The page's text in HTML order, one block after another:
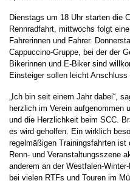
Dienstags um 18 Uhr starten die
Rennradfahrt, mittwochs folgt
Fahrerinnen und Fahrer.
Cappuccino-Gruppe, bei der der
Bikerinnen und E-Biker sind
Einsteiger sollen leicht Anschluss
„Ich bin seit einem Jahr dabei“,
herzlich im Verein aufgenommen
und die Herzlichkeit beim SCC.
es wird geholfen. Ein wirklich
regelmäßigen Trainingsfahrten ist
Renn- und Veranstaltungsszene
anderem an der Westfalen-
bei vielen RTFs und Touren im